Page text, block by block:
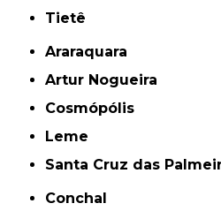
Tietê
Araraquara
Artur Nogueira
Cosmópólis
Leme
Santa Cruz das
Conchal